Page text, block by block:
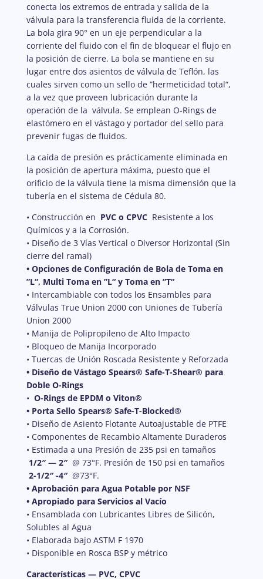
conecta los extremos de entrada y salida de la
válvula para la transferencia fluida de la corriente.
La bola gira 90° en un eje perpendicular a la
corriente del fluido con el fin de bloquear el flujo en
la posición de cierre. La bola se mantiene en su
lugar entre dos asientos de válvula de Teflón, las
cuales sirven como un sello de ”hermeticidad total“,
a la vez que proveen lubricación durante la
operación de la válvula. Se emplean O-Rings de
elastómero en el vástago y portador del sello para
prevenir fugas de fluidos.
La caída de presión es prácticamente eliminada en
la posición de apertura máxima, puesto que el
orificio de la válvula tiene la misma dimensión que la
tubería en el sistema de Cédula 80.
• Construcción en PVC o CPVCResistente a los
Químicos y a la Corrosión.
• Diseño de 3 Vías Vertical o Diversor Horizontal (Sin
cierre del ramal)
• Opciones de Configuración de Bola de Toma en
”L“, Multi Toma en ”L“ y Toma en ”T“
• Intercambiable con todos los Ensambles para
Válvulas True Union 2000 con Uniones de Tubería
Union 2000
• Manija de Polipropileno de Alto Impacto
• Bloqueo de Manija Incorporado
• Tuercas de Unión Roscada Resistente y Reforzada
• Diseño de Vástago Spears® Safe-T-Shear® para
Doble O-Rings
• O-Rings de EPDM o Viton®
• Porta Sello Spears® Safe-T-Blocked®
• Diseño de Asiento Flotante Autoajustable de PTFE
• Componentes de Recambio Altamente Duraderos
• Estimada a una Presión de 235 psi en tamaños
1/2″ — 2″@ 73°F. Presión de 150 psi en tamaños
2-1/2″ -4″@73°F.
• Aprobación para Agua Potable por NSF
• Apropiado para Servicios al Vacío
• Ensamblada con Lubricantes Libres de Silicón,
Solubles al Agua
• Elaborada bajo ASTM F 1970
• Disponible en Rosca BSP y métrico
Características — PVC, CPVC